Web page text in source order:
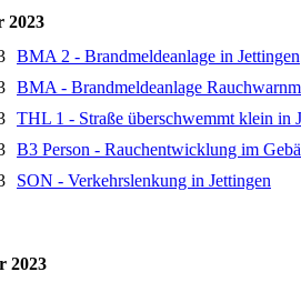
2023
BMA 2 - Brandmeldeanlage in Jettingen
BMA - Brandmeldeanlage
THL 1 - Straße überschwemmt klein in
B3 Person - Rauchentwicklung im
SON - Verkehrslenkung in Jettingen
2023